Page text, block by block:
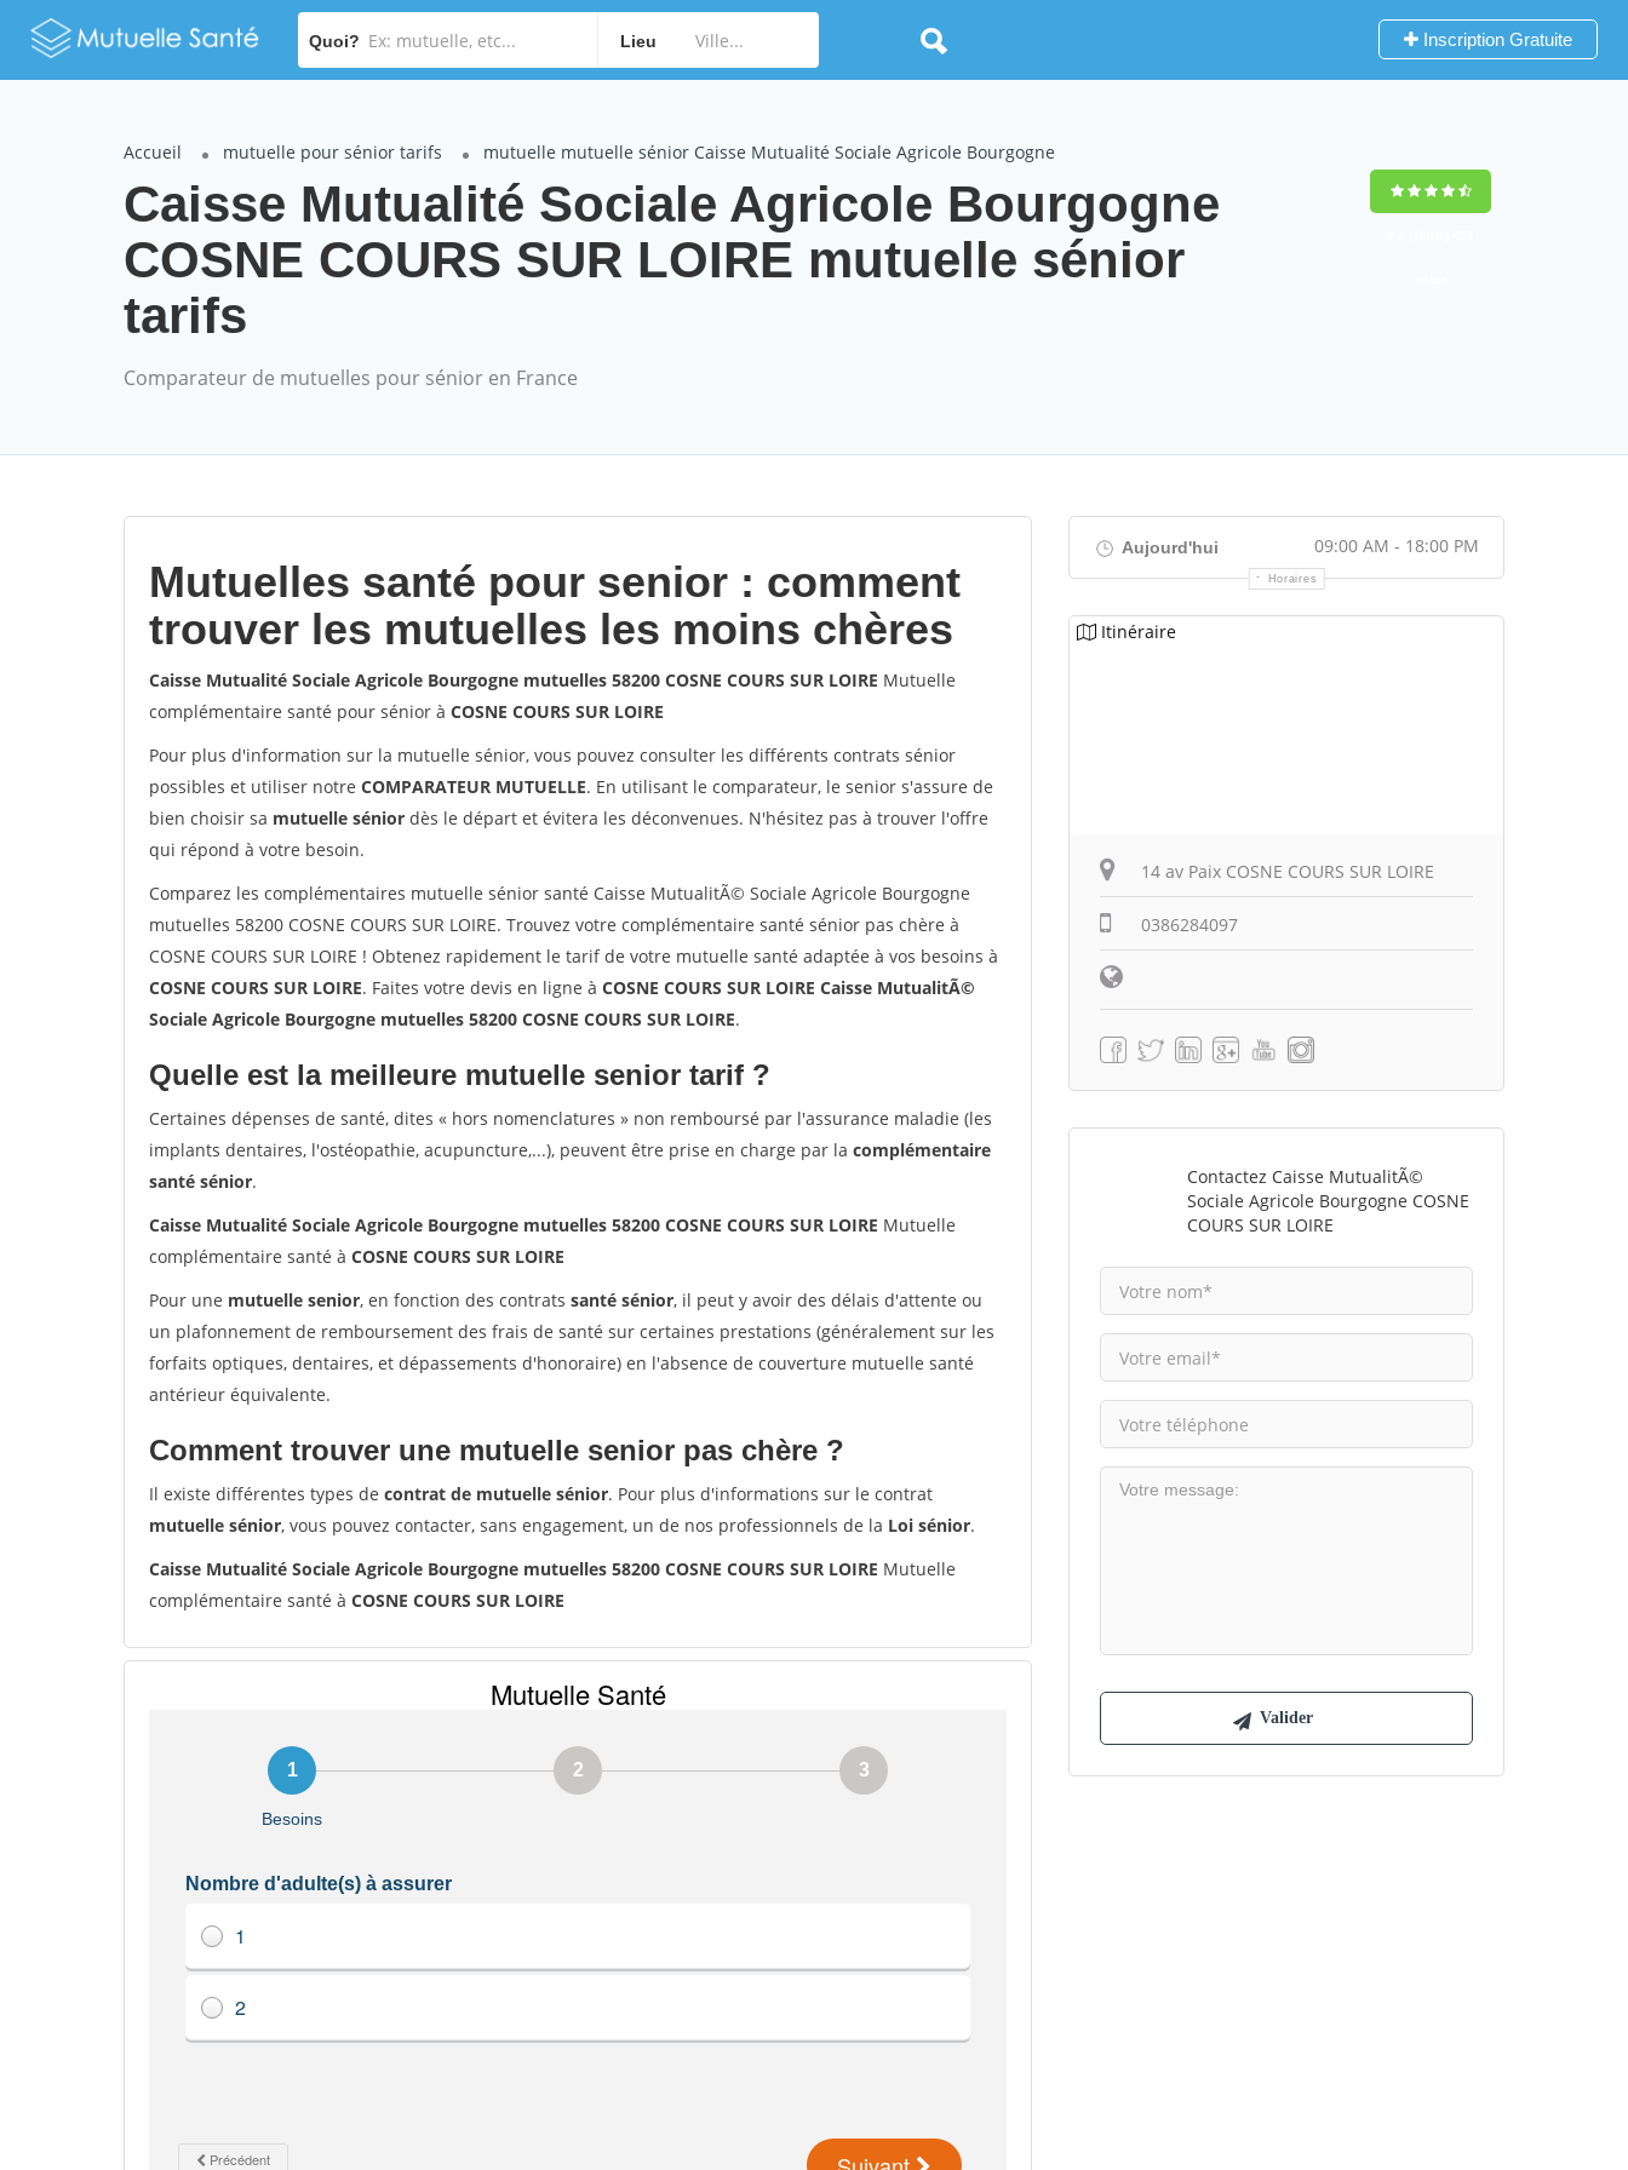
Quoi? Lieu Inscription Gratuite
Accueil mutuelle pour sénior tarifs mutuelle mutuelle sénior Caisse Mutualité Sociale Agricole Bourgogne
Caisse Mutualité Sociale Agricole Bourgogne
COSNE COURS SUR LOIRE mutuelle sénior
tarifs
Comparateur de mutuelles pour sénior en France
Mutuelles santé pour senior : comment
trouver les mutuelles les moins chères
Caisse Mutualité Sociale Agricole Bourgogne mutuelles 58200 COSNE COURS SUR LOIRE Mutuelle
complémentaire santé pour sénior à COSNE COURS SUR LOIRE
Pour plus d'information sur la mutuelle sénior, vous pouvez consulter les différents contrats sénior
possibles et utiliser notre COMPARATEUR MUTUELLE. En utilisant le comparateur, le senior s'assure de
bien choisir sa mutuelle sénior dès le départ et évitera les déconvenues. N'hésitez pas à trouver l'offre
qui répond à votre besoin.
Comparez les complémentaires mutuelle sénior santé Caisse MutualitÃ© Sociale Agricole Bourgogne
mutuelles 58200 COSNE COURS SUR LOIRE. Trouvez votre complémentaire santé sénior pas chère à
COSNE COURS SUR LOIRE ! Obtenez rapidement le tarif de votre mutuelle santé adaptée à vos besoins à
COSNE COURS SUR LOIRE. Faites votre devis en ligne à COSNE COURS SUR LOIRE Caisse MutualitÃ©
Sociale Agricole Bourgogne mutuelles 58200 COSNE COURS SUR LOIRE.
Quelle est la meilleure mutuelle senior tarif ?
Certaines dépenses de santé, dites « hors nomenclatures » non remboursé par l'assurance maladie (les
implants dentaires, l'ostéopathie, acupuncture,...), peuvent être prise en charge par la complémentaire
santé sénior.
Caisse Mutualité Sociale Agricole Bourgogne mutuelles 58200 COSNE COURS SUR LOIRE Mutuelle
complémentaire santé à COSNE COURS SUR LOIRE
Pour une mutuelle senior, en fonction des contrats santé sénior, il peut y avoir des délais d'attente ou
un plafonnement de remboursement des frais de santé sur certaines prestations (généralement sur les
forfaits optiques, dentaires, et dépassements d'honoraire) en l'absence de couverture mutuelle santé
antérieur équivalente.
Comment trouver une mutuelle senior pas chère ?
Il existe différentes types de contrat de mutuelle sénior. Pour plus d'informations sur le contrat
mutuelle sénior, vous pouvez contacter, sans engagement, un de nos professionnels de la Loi sénior.
Caisse Mutualité Sociale Agricole Bourgogne mutuelles 58200 COSNE COURS SUR LOIRE Mutuelle
complémentaire santé à COSNE COURS SUR LOIRE
Aujourd'hui 09:00 AM - 18:00 PM
Horaires
Itinéraire
14 av Paix COSNE COURS SUR LOIRE
0386284097
Contactez Caisse MutualitÃ©
Sociale Agricole Bourgogne COSNE
COURS SUR LOIRE